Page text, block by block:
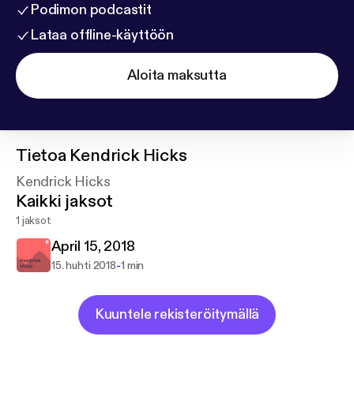
Podimon podcastit
Lataa offline-käyttöön
Aloita maksutta
Tietoa Kendrick Hicks
Kendrick Hicks
Kaikki jaksot
1 jaksot
April 15, 2018
15. huhti 2018-1 min
Kuuntele rekisteröitymällä